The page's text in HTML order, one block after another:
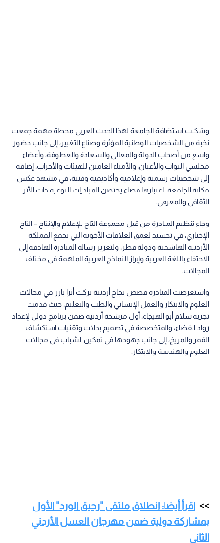
وشكلت استضافة الجامعة لهذا الحدث العربي محطة مهمة جمعت
نخبة من الشخصيات الوطنية المؤثرة وصناع التغيير، إلى جانب حضور
واسع من أصحاب الدولة والمعالي والسعادة والعطوفة، وأعضاء
مجلسي النواب والأعيان، والأمناء العامين للهيئات والأحزاب، إضافة
إلى شخصيات رسمية وإعلامية وأكاديمية وفنية، في مشهد عكس
مكانة الجامعة باعتبارها فضاء يحتضن المبادرات النوعية ذات الأثر
الثقافي والمعرفي.
وجاء تنظيم المبادرة من قبل مجموعة التاج للإعلام والإنتاج – التاج
الإخباري، في تجسيد لعمق العلاقات الأخوية التي تجمع المملكة
الأردنية الهاشمية ودولة قطر، ولتعزيز رسالة المبادرة الهادفة إلى
الاحتفاء باللغة العربية وإبراز النماذج العربية الملهمة في مختلف
المجالات.
واستعرضت المبادرة قصص نجاح أردنية تركت أثرا بارزا في مجالات
العلوم والابتكار والعمل الإنساني والطب والتعليم، حيث قدمت
تجربة سلام أبو الهيجاء، أول مرشحة أردنية ضمن برنامج دولي لإعداد
رواد الفضاء، والمتخصصة في تصميم بدلات وتقنيات استكشاف
القمر والمريخ، إلى جانب جهودها في تمكين الشباب في مجالات
العلوم والهندسة والابتكار.
اقرأ أيضا: انطلاق ملتقى "رحيق الورد" الأول
بمشاركة دولية ضمن مهرجان العسل الأردني
الثاني